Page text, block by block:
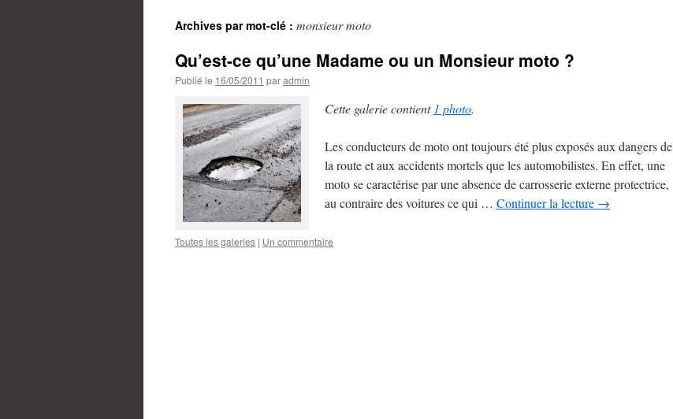
contenu
Archives par mot-clé : monsieur moto
Qu’est-ce qu’une Madame ou un Monsieur moto ?
Publié le 16/05/2011 paradmin
Cette galerie contient 1 photo.
Les conducteurs de moto ont toujours été plus exposés aux dangers de
la route et aux accidents mortels que les automobilistes. En effet, une
moto se caractérise par une absence de carrosserie externe protectrice,
au contraire des voitures ce qui … Continuer la lecture →
Toutes les galeries | Un commentaire